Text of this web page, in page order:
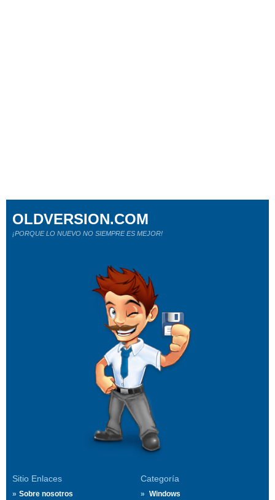
Sitio Enlaces
Sobre nosotros
Categoría
Windows
OLDVERSION.COM
¡PORQUE LO NUEVO NO SIEMPRE ES MEJOR!